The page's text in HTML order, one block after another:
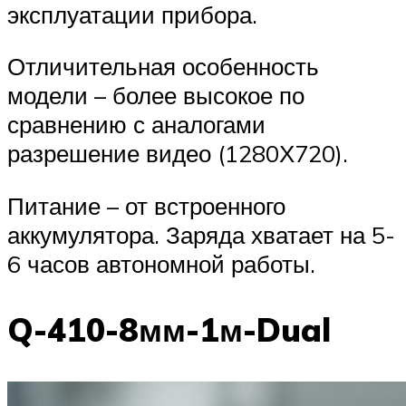
эксплуатации прибора.
Отличительная особенность
модели – более высокое по
сравнению с аналогами
разрешение видео (1280Х720).
Питание – от встроенного
аккумулятора. Заряда хватает на 5-
6 часов автономной работы.
Q-410-8мм-1м-Dual